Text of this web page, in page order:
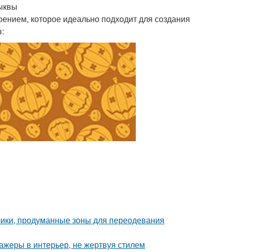
которое идеально подходит для создания
продуманные зоны для переодевания
в интерьер, не жертвуя стилем